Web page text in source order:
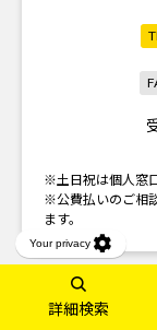
詳細検索
※土日祝は個人窓
※公費払いのご相
ます。